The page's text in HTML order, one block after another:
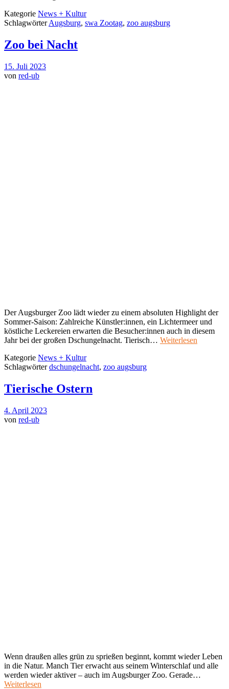
Kategorie News + Kultur
SchlagwörterAugsburg, swa Zootag, zoo augsburg
Zoo bei Nacht
15. Juli 2023
von red-ub
Der Augsburger Zoo lädt wieder zu einem absoluten Highlight der
Sommer-Saison: Zahlreiche Künstler:innen, ein Lichtermeer und
köstliche Leckereien erwarten die Besucher:innen auch in diesem
Jahr bei der großen Dschungelnacht. Tierisch… Weiterlesen
Kategorie News + Kultur
Schlagwörterdschungelnacht, zoo augsburg
Tierische Ostern
4. April 2023
von red-ub
Wenn draußen alles grün zu sprießen beginnt, kommt wieder Leben
in die Natur. Manch Tier erwacht aus seinem Winterschlaf und alle
werden wieder aktiver – auch im Augsburger Zoo. Gerade…
Weiterlesen